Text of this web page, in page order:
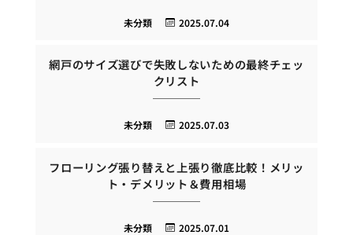
2025.07.04
未分類
網戸のサイズ選びで失敗しないための最終チェッ
クリスト
2025.07.03
未分類
フローリング張り替えと上張り徹底比較！メリッ
ト・デメリット＆費用相場
2025.07.01
未分類